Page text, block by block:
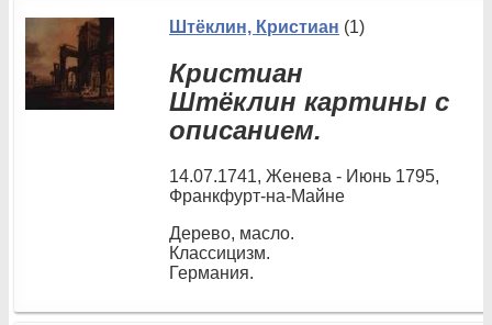
Штёклин, Кристиан (1)
Кристиан
Штёклин картины с
описанием.
14.07.1741, Женева - Июнь 1795,
Франкфурт-на-Майне
Дерево, масло.
Классицизм.
Германия.